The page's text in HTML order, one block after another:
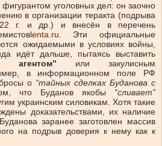
фигурантом уголовных дел: он заочно
в организации теракта (подрыва
г. и др.) и внесён в перечень
lenta.ru . Эти официальные
ожидаемыми в условиях войны,
идёт дальше, пытаясь выставить
агентом” или закулисным
в информационном поле РФ
о “тайных сделках Буданова с
что Буданов якобы “сливает”
украинским силовикам. Хотя такие
доказательствами, их наличие
заранее заготовлен массив
на подрыв доверия к нему как к